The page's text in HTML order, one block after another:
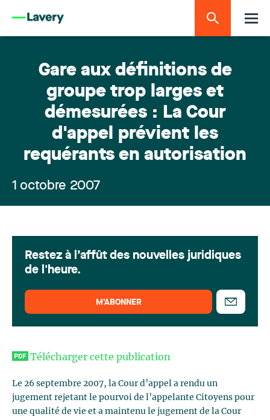
Gare aux définitions de
groupe trop larges et
démesurées : La Cour
d'appel prévient les
requérants en autorisation
1 octobre 2007
Télécharger cette publication
Le 26 septembre 2007, la Cour d’appel a rendu un
jugement rejetant le pourvoi de l’appelante Citoyens pour
une qualité de vie et a maintenu le jugement de la Cour
Restez à l’affût des nouvelles juridiques
de l'heure.
M’ABONNER